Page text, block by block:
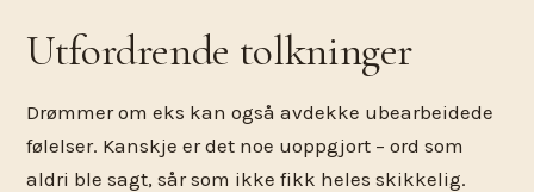
Utfordrende tolkninger
Drømmer om eks kan også avdekke ubearbeidede
følelser. Kanskje er det noe uoppgjort – ord som
aldri ble sagt, sår som ikke fikk heles skikkelig.